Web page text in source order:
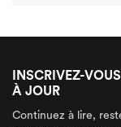
INSCRIVEZ-
À JOUR
Continuez à lire,